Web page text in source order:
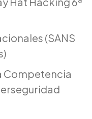
(SANS
Competencia